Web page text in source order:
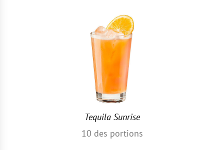
Tequila Sunrise
10 des portions